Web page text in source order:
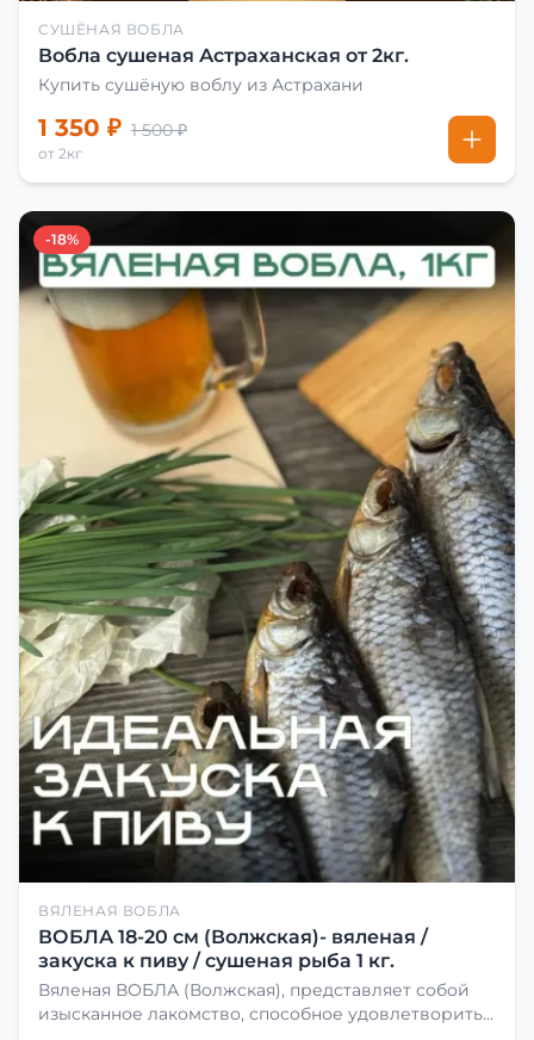
СУШЁНАЯ ВОБЛА
Вобла сушеная Астраханская от 2кг.
Купить сушёную воблу из Астрахани
1 350 ₽ 1 500 ₽
от 2кг
-18%
ВЯЛЕНАЯ ВОБЛА
ВОБЛА 18-20 см (Волжская)- вяленая /
закуска к пиву / сушеная рыба 1 кг.
Вяленая ВОБЛА (Волжская), представляет собой
изысканное лакомство, способное удовлетворить